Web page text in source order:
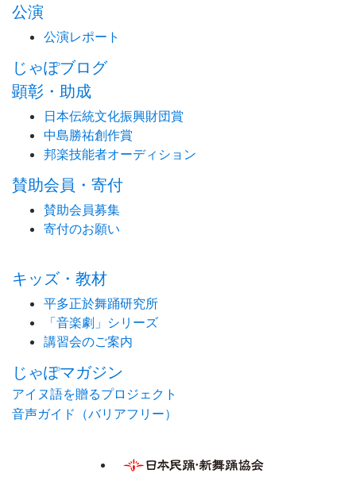
公演
公演レポート
じゃぽブログ
顕彰・助成
日本伝統文化振興財団賞
中島勝祐創作賞
邦楽技能者オーディション
賛助会員・寄付
賛助会員募集
寄付のお願い
キッズ・教材
平多正於舞踊研究所
「音楽劇」シリーズ
講習会のご案内
じゃぽマガジン
アイヌ語を贈るプロジェクト
音声ガイド（バリアフリー）